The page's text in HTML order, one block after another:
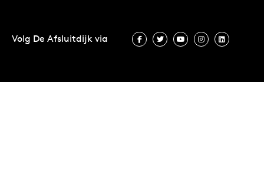
Volg De Afsluitdijk via Volg De Afsluitdijk via Facebook
Volg De Afsluitdijk via
Volg De Afsluitdijk via
Volg De